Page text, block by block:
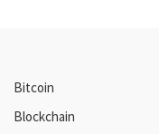
Bitcoin
Blockchain